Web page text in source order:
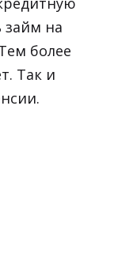
займ на
более
Так и